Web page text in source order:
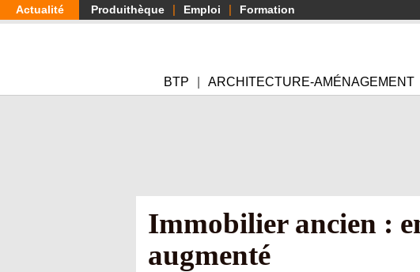
Aller
au
Actualité Produithèque Emploi Formation
BTP ARCHITECTURE-AMÉNAGEMENT
Immobilier ancien :
augmenté